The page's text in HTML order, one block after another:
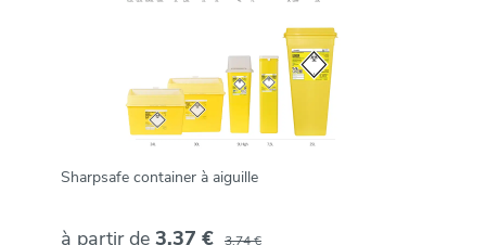
Sharpsafe container à aiguille
à partir de 3,37 € 3,74 €